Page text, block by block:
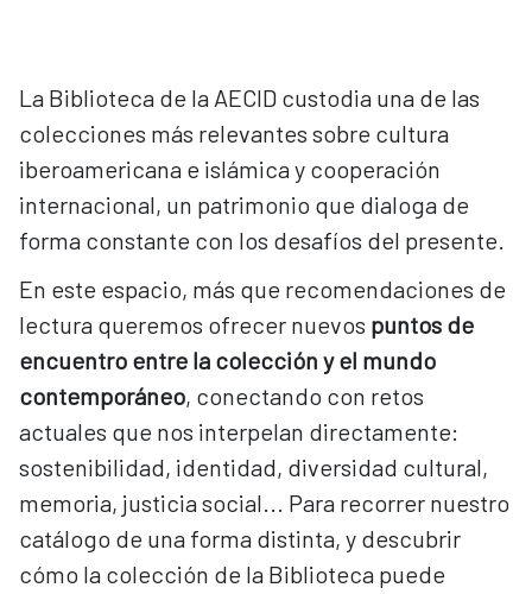
La Biblioteca de la AECID custodia una de las
colecciones más relevantes sobre cultura
iberoamericana e islámica y cooperación
internacional, un patrimonio que dialoga de
forma constante con los desafíos del presente.
En este espacio, más que recomendaciones de
lectura queremos ofrecer nuevos puntos de
encuentro entre la colección y el mundo
contemporáneo, conectando con retos
actuales que nos interpelan directamente:
sostenibilidad, identidad, diversidad cultural,
memoria, justicia social... Para recorrer nuestro
catálogo de una forma distinta, y descubrir
cómo la colección de la Biblioteca puede